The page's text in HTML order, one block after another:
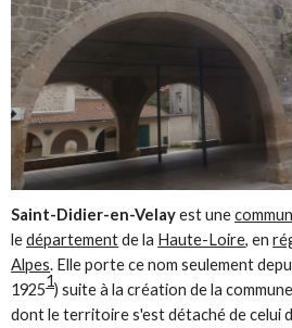
Saint-Didier-en-Velayest une
ledépartementde la Haute-Loire, en
Alpes. Elle porte ce nom seulement
19251) suite à la création de la
dont le territoire s'est détaché de celui